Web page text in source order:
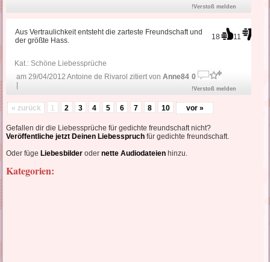
!Verstoß melden
18 11
Aus Vertraulichkeit entsteht die zarteste Freundschaft und
der größte Hass.
Kat.:Schöne Liebessprüche
am 29/04/2012 Antoine de Rivarol zitiert vonAnne84 0
!Verstoß melden
« zurück 1 2 3 4 5 6 7 8 10 vor »
Gefallen dir die Liebessprüche für gedichte freundschaft nicht?
Veröffentliche jetzt Deinen Liebesspruch für gedichte freundschaft.
Oder füge Liebesbilder odernette Audiodateien hinzu.
Kategorien: